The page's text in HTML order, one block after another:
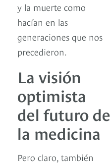
y la muerte como
hacían en las
generaciones que nos
precedieron.
La visión
optimista
del futuro de
la medicina
Pero claro, también